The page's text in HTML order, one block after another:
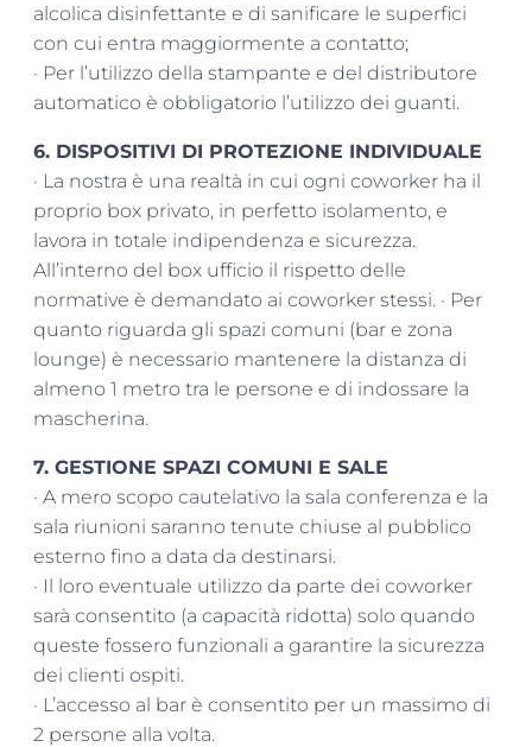
alcolica disinfettante e di sanificare le superfici
con cui entra maggiormente a contatto;
· Per l’utilizzo della stampante e del distributore
automatico è obbligatorio l’utilizzo dei guanti.
6. DISPOSITIVI DI PROTEZIONE INDIVIDUALE
· La nostra è una realtà in cui ogni coworker ha il
proprio box privato, in perfetto isolamento, e
lavora in totale indipendenza e sicurezza.
All’interno del box ufficio il rispetto delle
normative è demandato ai coworker stessi. · Per
quanto riguarda gli spazi comuni (bar e zona
lounge) è necessario mantenere la distanza di
almeno 1 metro tra le persone e di indossare la
mascherina.
7. GESTIONE SPAZI COMUNI E SALE
· A mero scopo cautelativo la sala conferenza e la
sala riunioni saranno tenute chiuse al pubblico
esterno fino a data da destinarsi.
· Il loro eventuale utilizzo da parte dei coworker
sarà consentito (a capacità ridotta) solo quando
queste fossero funzionali a garantire la sicurezza
dei clienti ospiti.
· L’accesso al bar è consentito per un massimo di
2 persone alla volta.